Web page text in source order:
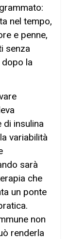
nel tempo,
e penne,
senza
dopo la
di insulina
variabilità
sarà
che
un ponte
non
renderla